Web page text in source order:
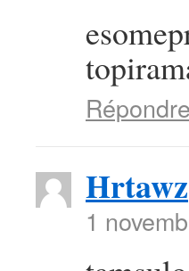
Répondre
Hrtawz
1